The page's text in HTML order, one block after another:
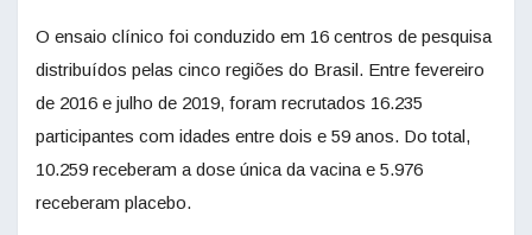
O ensaio clínico foi conduzido em 16 centros de pesquisa
distribuídos pelas cinco regiões do Brasil. Entre fevereiro
de 2016 e julho de 2019, foram recrutados 16.235
participantes com idades entre dois e 59 anos. Do total,
10.259 receberam a dose única da vacina e 5.976
receberam placebo.